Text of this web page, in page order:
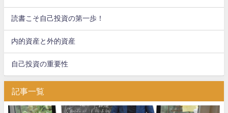
読書こそ自己投資の第一歩！
内的資産と外的資産
自己投資の重要性
記事一覧